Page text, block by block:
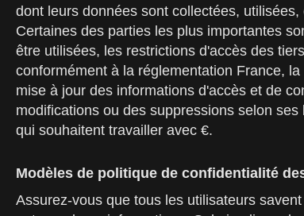
dont leurs données sont collectées,
Certaines des parties les plus importantes
être utilisées, les restrictions d'accès des
conformément à la réglementation France,
mise à jour des informations d'accès et de
modifications ou des suppressions selon
qui souhaitent travailler avec €.
Modèles de politique de confidentialité
Assurez-vous que tous les utilisateurs